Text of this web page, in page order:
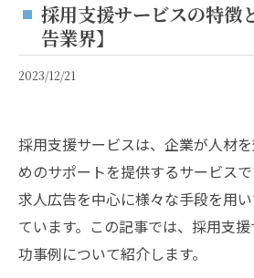
採用支援サービスの特徴
告業界】
2023/12/21
採用支援サービスは、企業が人材
めのサポートを提供するサービスで
求人広告を中心に様々な手段を用
ています。この記事では、採用支
功事例について紹介します。